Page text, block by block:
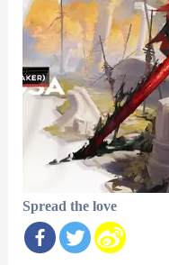
Spread the love